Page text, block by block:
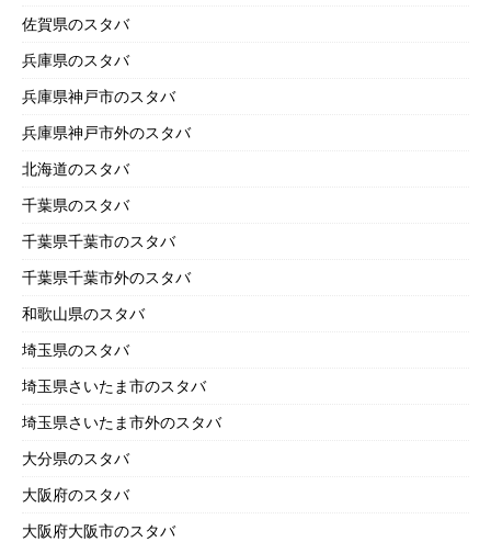
佐賀県のスタバ
兵庫県のスタバ
兵庫県神戸市のスタバ
兵庫県神戸市外のスタバ
北海道のスタバ
千葉県のスタバ
千葉県千葉市のスタバ
千葉県千葉市外のスタバ
和歌山県のスタバ
埼玉県のスタバ
埼玉県さいたま市のスタバ
埼玉県さいたま市外のスタバ
大分県のスタバ
大阪府のスタバ
大阪府大阪市のスタバ